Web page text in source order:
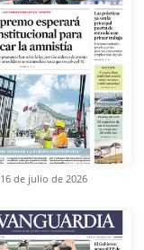
16 de julio de 2026